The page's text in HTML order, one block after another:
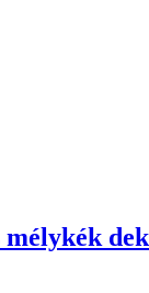
mélykék